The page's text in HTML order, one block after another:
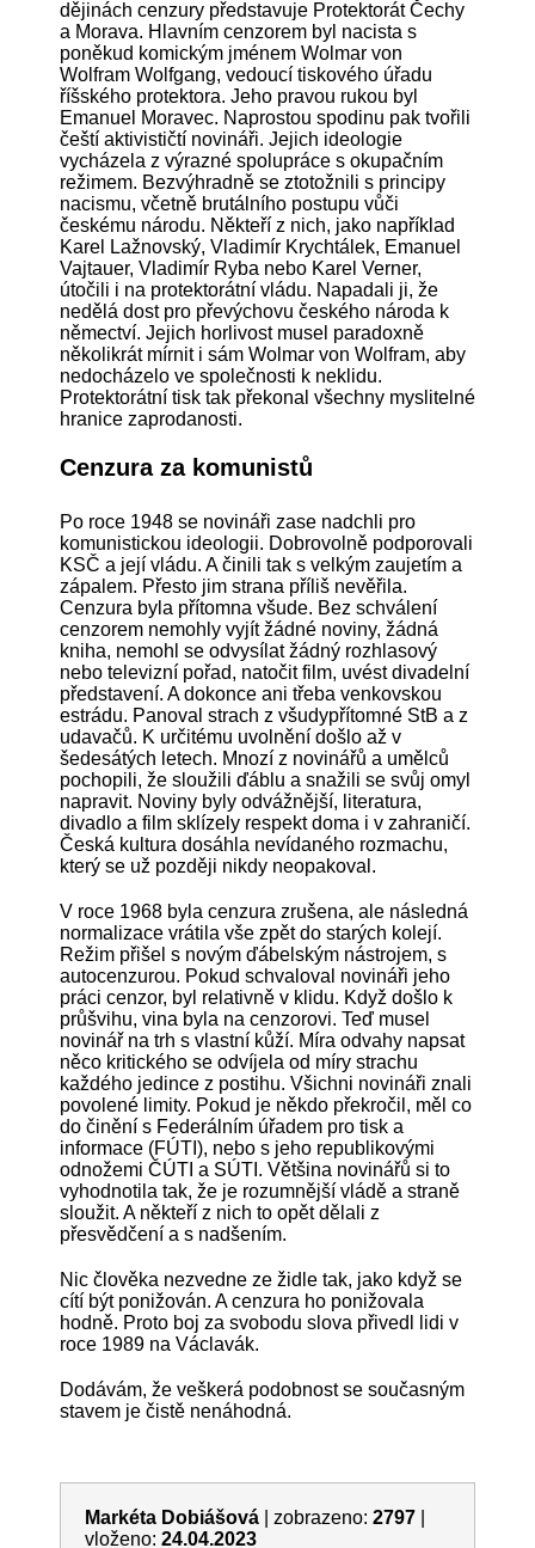
dějinách cenzury představuje Protektorát Čechy
a Morava. Hlavním cenzorem byl nacista s
poněkud komickým jménem Wolmar von
Wolfram Wolfgang, vedoucí tiskového úřadu
říšského protektora. Jeho pravou rukou byl
Emanuel Moravec. Naprostou spodinu pak tvořili
čeští aktivističtí novináři. Jejich ideologie
vycházela z výrazné spolupráce s okupačním
režimem. Bezvýhradně se ztotožnili s principy
nacismu, včetně brutálního postupu vůči
českému národu. Někteří z nich, jako například
Karel Lažnovský, Vladimír Krychtálek, Emanuel
Vajtauer, Vladimír Ryba nebo Karel Verner,
útočili i na protektorátní vládu. Napadali ji, že
nedělá dost pro převýchovu českého národa k
němectví. Jejich horlivost musel paradoxně
několikrát mírnit i sám Wolmar von Wolfram, aby
nedocházelo ve společnosti k neklidu.
Protektorátní tisk tak překonal všechny myslitelné
hranice zaprodanosti.
Cenzura za komunistů
Po roce 1948 se novináři zase nadchli pro
komunistickou ideologii. Dobrovolně podporovali
KSČ a její vládu. A činili tak s velkým zaujetím a
zápalem. Přesto jim strana příliš nevěřila.
Cenzura byla přítomna všude. Bez schválení
cenzorem nemohly vyjít žádné noviny, žádná
kniha, nemohl se odvysílat žádný rozhlasový
nebo televizní pořad, natočit film, uvést divadelní
představení. A dokonce ani třeba venkovskou
estrádu. Panoval strach z všudypřítomné StB a z
udavačů. K určitému uvolnění došlo až v
šedesátých letech. Mnozí z novinářů a umělců
pochopili, že sloužili ďáblu a snažili se svůj omyl
napravit. Noviny byly odvážnější, literatura,
divadlo a film sklízely respekt doma i v zahraničí.
Česká kultura dosáhla nevídaného rozmachu,
který se už později nikdy neopakoval.
V roce 1968 byla cenzura zrušena, ale následná
normalizace vrátila vše zpět do starých kolejí.
Režim přišel s novým ďábelským nástrojem, s
autocenzurou. Pokud schvaloval novináři jeho
práci cenzor, byl relativně v klidu. Když došlo k
průšvihu, vina byla na cenzorovi. Teď musel
novinář na trh s vlastní kůží. Míra odvahy napsat
něco kritického se odvíjela od míry strachu
každého jedince z postihu. Všichni novináři znali
povolené limity. Pokud je někdo překročil, měl co
do činění s Federálním úřadem pro tisk a
informace (FÚTI), nebo s jeho republikovými
odnožemi ČÚTI a SÚTI. Většina novinářů si to
vyhodnotila tak, že je rozumnější vládě a straně
sloužit. A někteří z nich to opět dělali z
přesvědčení a s nadšením.
Nic člověka nezvedne ze židle tak, jako když se
cítí být ponižován. A cenzura ho ponižovala
hodně. Proto boj za svobodu slova přivedl lidi v
roce 1989 na Václavák.
Dodávám, že veškerá podobnost se současným
stavem je čistě nenáhodná.
Markéta Dobiášová zobrazeno: 2797
vloženo: 24.04.2023